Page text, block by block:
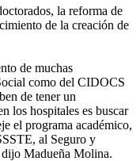
la reforma de
de la creación de
de muchas
como del CIDOCS
de tener un
los hospitales es buscar
el programa académico,
al Seguro y
Madueña Molina.